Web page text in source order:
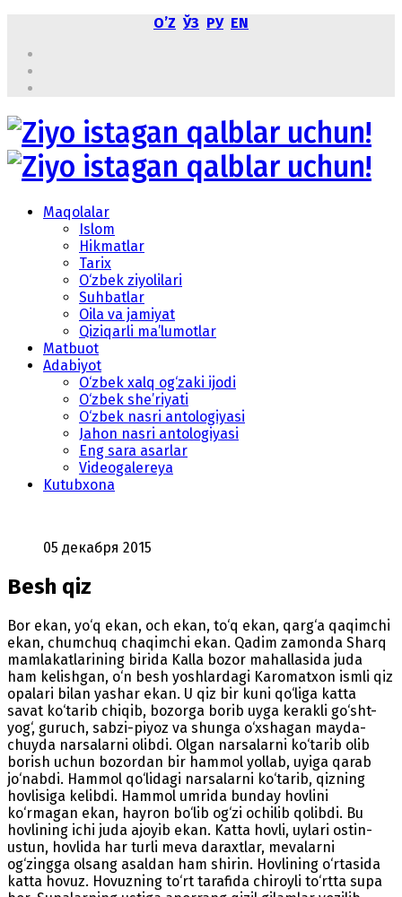
OʼZ ЎЗ РУ EN
Maqolalar
Islom
Hikmatlar
Tarix
O‘zbek ziyolilari
Suhbatlar
Oila va jamiyat
Qiziqarli ma’lumotlar
Matbuot
Adabiyot
O‘zbek xalq og‘zaki ijodi
O‘zbek she’riyati
O‘zbek nasri antologiyasi
Jahon nasri antologiyasi
Eng sara asarlar
Videogalereya
Kutubxona
05 декабря 2015
Besh qiz
Bor ekan, yo‘q ekan, och ekan, to‘q ekan, qarg‘a qaqimchi
ekan, chumchuq chaqimchi ekan. Qadim zamonda Sharq
mamlakatlarining birida Kalla bozor mahallasida juda
ham kelishgan, o‘n besh yoshlardagi Karomatxon ismli qiz
opalari bilan yashar ekan. U qiz bir kuni qo‘liga katta
savat ko‘tarib chiqib, bozorga borib uyga kerakli go‘sht-
yog‘, guruch, sabzi-piyoz va shunga o‘xshagan mayda-
chuyda narsalarni olibdi. Olgan narsalarni ko‘tarib olib
borish uchun bozordan bir hammol yollab, uyiga qarab
jo‘nabdi. Hammol qo‘lidagi narsalarni ko‘tarib, qizning
hovlisiga kelibdi. Hammol umrida bunday hovlini
ko‘rmagan ekan, hayron bo‘lib og‘zi ochilib qolibdi. Bu
hovlining ichi juda ajoyib ekan. Katta hovli, uylari ostin-
ustun, hovlida har turli meva daraxtlar, mevalarni
og‘zingga olsang asaldan ham shirin. Hovlining o‘rtasida
katta hovuz. Hovuzning to‘rt tarafida chiroyli to‘rtta supa